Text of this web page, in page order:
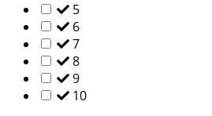
5
6
7
8
9
10